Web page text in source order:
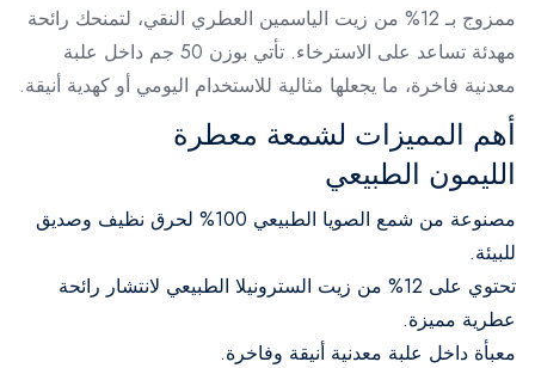
ممزوج بـ 12% من زيت الياسمين العطري النقي، لتمنحك رائحة
مهدئة تساعد على الاسترخاء. تأتي بوزن 50 جم داخل علبة
معدنية فاخرة، ما يجعلها مثالية للاستخدام اليومي أو كهدية أنيقة.
أهم المميزات لشمعة معطرة
الليمون الطبيعي
مصنوعة من شمع الصويا الطبيعي 100% لحرق نظيف وصديق
للبيئة.
تحتوي على 12% من زيت السترونيلا الطبيعي لانتشار رائحة
عطرية مميزة.
معبأة داخل علبة معدنية أنيقة وفاخرة.